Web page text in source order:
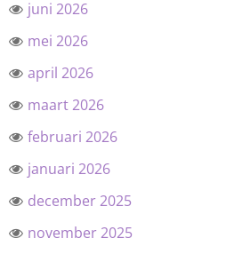
juni 2026
mei 2026
april 2026
maart 2026
februari 2026
januari 2026
december 2025
november 2025